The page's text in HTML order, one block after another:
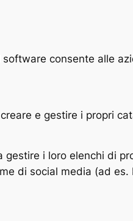
software consente alle
e gestire i propri
gestire i loro elenchi di
di social media (ad